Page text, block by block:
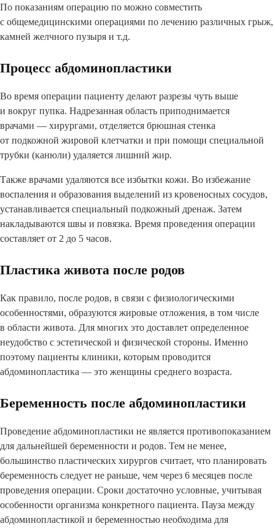
По показаниям операцию по можно совместить
с общемедицинскими операциями по лечению различных грыж,
камней желчного пузыря и т.д.
Процесс абдоминопластики
Во время операции пациенту делают разрезы чуть выше
и вокруг пупка. Надрезанная область приподнимается
врачами — хирургами, отделяется брюшная стенка
от подкожной жировой клетчатки и при помощи специальной
трубки (канюли) удаляется лишний жир.
Также врачами удаляются все избытки кожи. Во избежание
воспаления и образования выделений из кровеносных сосудов,
устанавливается специальный подкожный дренаж. Затем
накладываются швы и повязка. Время проведения операции
составляет от 2 до 5 часов.
Пластика живота после родов
Как правило, после родов, в связи с физиологическими
особенностями, образуются жировые отложения, в том числе
в области живота. Для многих это доставлет определенное
неудобство с эстетической и физической стороны. Именно
поэтому пациенты клиники, которым проводится
абдоминопластика — это женщины среднего возраста.
Беременность после абдоминопластики
Проведение абдоминопластики не является противопоказанием
для дальнейшей беременности и родов. Тем не менее,
большинство пластических хирургов считает, что планировать
беременность следует не раньше, чем через 6 месяцев после
проведения операции. Сроки достаточно условные, учитывая
особенности организма конкретного пациента. Пауза между
абдоминопластикой и беременностью необходима для